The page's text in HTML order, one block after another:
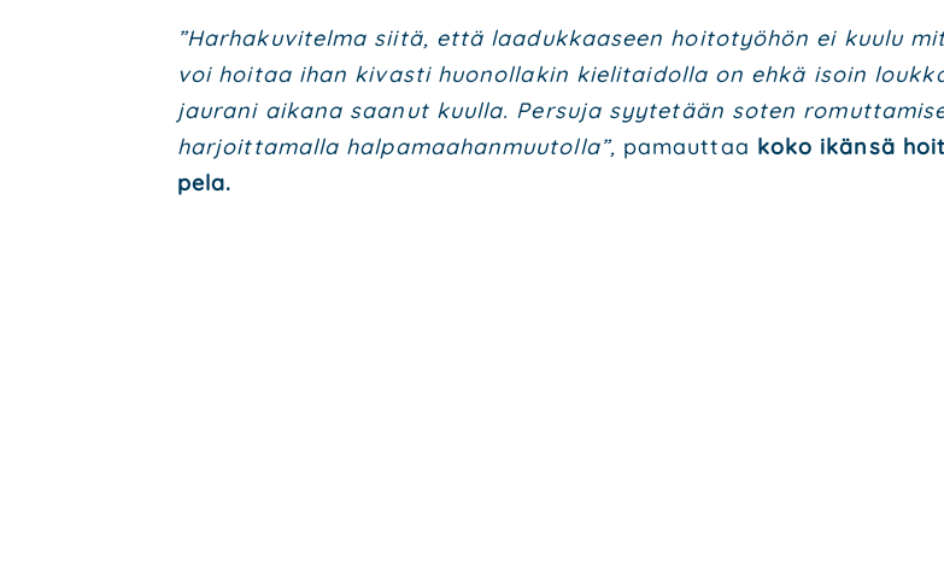
”Har­ha­ku­vi­tel­ma sii­tä, että laa­duk­kaa­seen hoi­to­työ­hön ei kuu­lu
voi hoi­taa ihan kivas­ti huo­nol­la­kin kie­li­tai­dol­la on ehkä isoin
jau­ra­ni aika­na saa­nut kuul­la. Per­su­ja syy­te­tään soten
har­joit­ta­mal­la hal­pa­maa­han­muu­tol­la”, pamaut­taa koko ikän­sä
pe­la.